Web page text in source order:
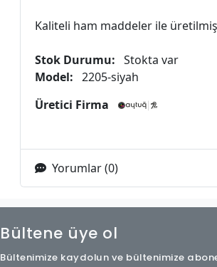
Kaliteli ham maddeler ile
Stok Durumu: Stokta var
Model: 2205-siyah
Üretici Firma
Yorumlar (0)
Bültene üye ol
Bültenimize kaydolun ve bültenimize